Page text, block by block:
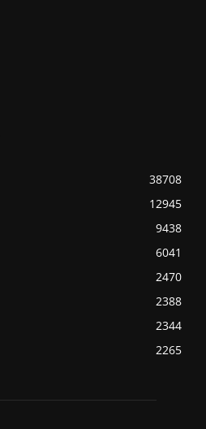
38708
12945
9438
6041
2470
2388
2344
2265